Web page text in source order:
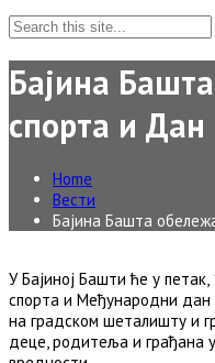
Бајина
спорта и
Home
Вести
Бајина Башта
У Бајиној Башти ће у
спорта и Међународни дан
на градском шеталишту и
деце, родитеља и грађана